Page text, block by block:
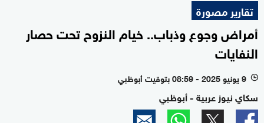
تقارير مصورة
أمراض وجوع وذباب.. خيام النزوح تحت حصار
النفايات
l 9 يونيو 2025 - 08:59 بتوقيت أبوظبي
سكاي نيوز عربية - أبوظبي